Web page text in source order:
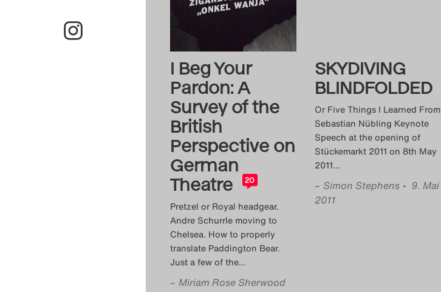
I Beg Your
Pardon: A
Survey of the
British
Perspective on
German
Theatre
20
Pretzel or Royal headgear.
Andre Schurrle moving to
Chelsea. How to properly
translate Paddington Bear.
Just a few of the…
– Miriam Rose Sherwood
SKYDIVING
BLINDFOLDED
Or Five Things I Learned From
Sebastian Nübling Keynote
Speech at the opening of
Stückemarkt 2011 on 8th May
2011…
– Simon Stephens • 9. Mai
2011